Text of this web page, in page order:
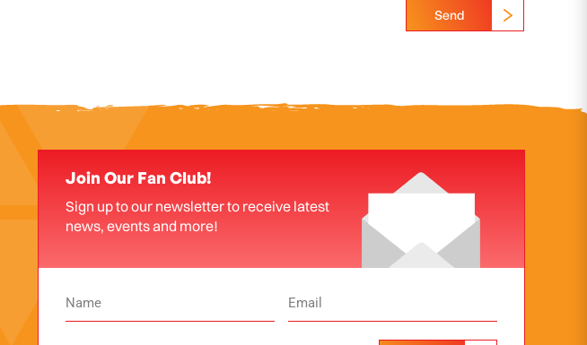
Send
Join Our Fan Club!
Sign up to our newsletter to receive latest
news, events and more!